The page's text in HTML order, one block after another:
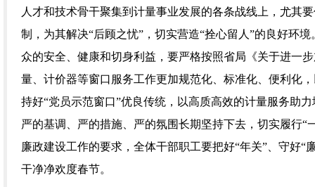
人才和技术骨干聚集到计量事业发展的各条战线上，尤其
制，为其解决“后顾之忧”，切实营造“拴心留人”的良好环
众的安全、健康和切身利益，要严格按照省局《关于进一
量、计价器等窗口服务工作更加规范化、标准化、便利化
持好“党员示范窗口”优良传统，以高质高效的计量服务助
严的基调、严的措施、严的氛围长期坚持下去，切实履行
廉政建设工作的要求，全体干部职工要把好“年关”、守好“
干净净欢度春节。